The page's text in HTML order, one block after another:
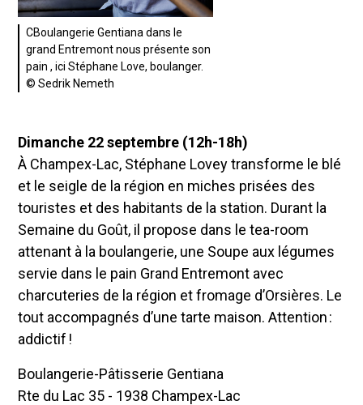
CBoulangerie Gentiana dans le
grand Entremont nous présente son
pain , ici Stéphane Love, boulanger.
© Sedrik Nemeth
Dimanche 22 septembre (12h-18h)
À Champex-Lac, Stéphane Lovey transforme le blé
et le seigle de la région en miches prisées des
touristes et des habitants de la station. Durant la
Semaine du Goût, il propose dans le tea-room
attenant à la boulangerie, une Soupe aux légumes
servie dans le pain Grand Entremont avec
charcuteries de la région et fromage d’Orsières. Le
tout accompagnés d’une tarte maison. Attention :
addictif !
Boulangerie-Pâtisserie Gentiana
Rte du Lac 35 - 1938 Champex-Lac